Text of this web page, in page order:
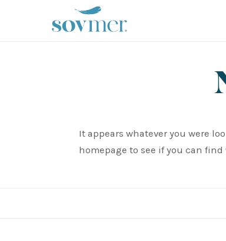
It appears whatever you were
homepage to see if you can